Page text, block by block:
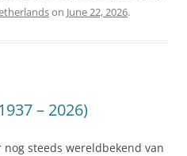
on June 22, 2026.
– 2026)
nog steeds wereldbekend van